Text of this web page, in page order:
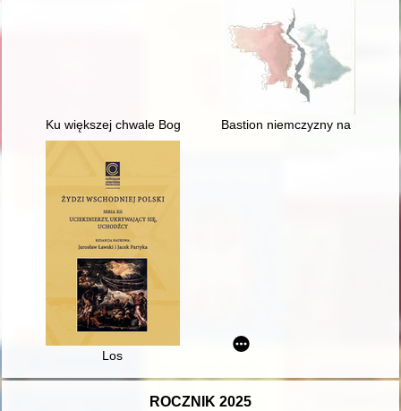
Ku większej chwale Boga : w trzechsetlecie koronacji obrazu
Bastion niemczyzny na
Los
ROCZNIK 2025